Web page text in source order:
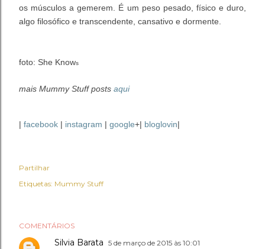
os músculos a gemerem. É um peso pesado, físico e duro,
algo filosófico e transcendente, cansativo e dormente.
foto: She Knows
mais Mummy Stuff posts aqui
| facebook | instagram | google+| bloglovin|
Partilhar
Etiquetas: Mummy Stuff
COMENTÁRIOS
Silvia Barata 5 de março de 2015 às 10:01